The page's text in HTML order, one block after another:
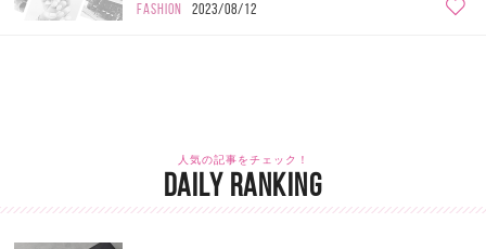
FASHION 2023/08/12
人気の記事をチェック！
DAILY RANKING